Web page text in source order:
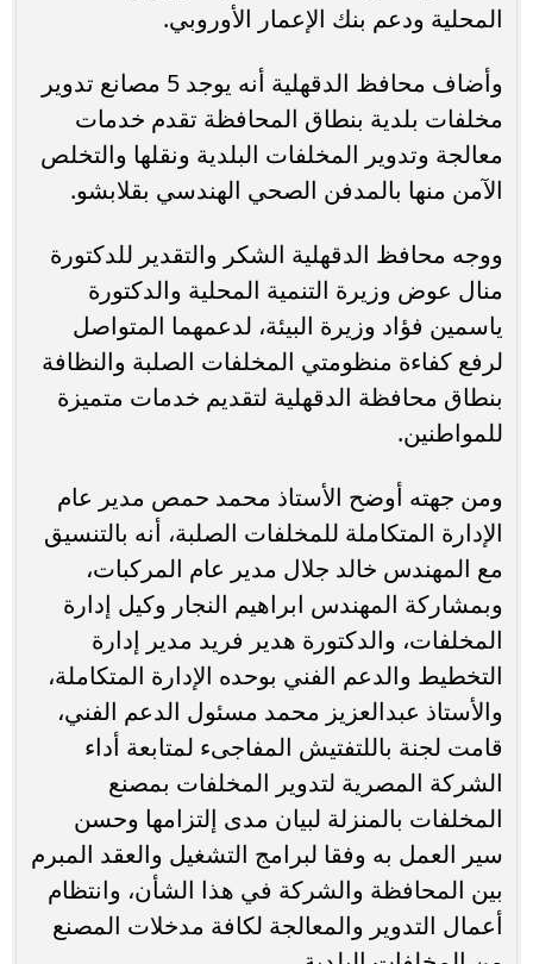
المحلية ودعم بنك الإعمار الأوروبي.
وأضاف محافظ الدقهلية أنه يوجد 5 مصانع تدوير
مخلفات بلدية بنطاق المحافظة تقدم خدمات
معالجة وتدوير المخلفات البلدية ونقلها والتخلص
الآمن منها بالمدفن الصحي الهندسي بقلابشو.
ووجه محافظ الدقهلية الشكر والتقدير للدكتورة
منال عوض وزيرة التنمية المحلية والدكتورة
ياسمين فؤاد وزيرة البيئة، لدعمهما المتواصل
لرفع كفاءة منظومتي المخلفات الصلبة والنظافة
بنطاق محافظة الدقهلية لتقديم خدمات متميزة
للمواطنين.
ومن جهته أوضح الأستاذ محمد حمص مدير عام
الإدارة المتكاملة للمخلفات الصلبة، أنه بالتنسيق
مع المهندس خالد جلال مدير عام المركبات،
وبمشاركة المهندس ابراهيم النجار وكيل إدارة
المخلفات، والدكتورة هدير فريد مدير إدارة
التخطيط والدعم الفني بوحده الإدارة المتكاملة،
والأستاذ عبدالعزيز محمد مسئول الدعم الفني،
قامت لجنة باللتفتيش المفاجىء لمتابعة أداء
الشركة المصرية لتدوير المخلفات بمصنع
المخلفات بالمنزلة لبيان مدى إلتزامها وحسن
سير العمل به وفقا لبرامج التشغيل والعقد المبرم
بين المحافظة والشركة في هذا الشأن، وانتظام
أعمال التدوير والمعالجة لكافة مدخلات المصنع